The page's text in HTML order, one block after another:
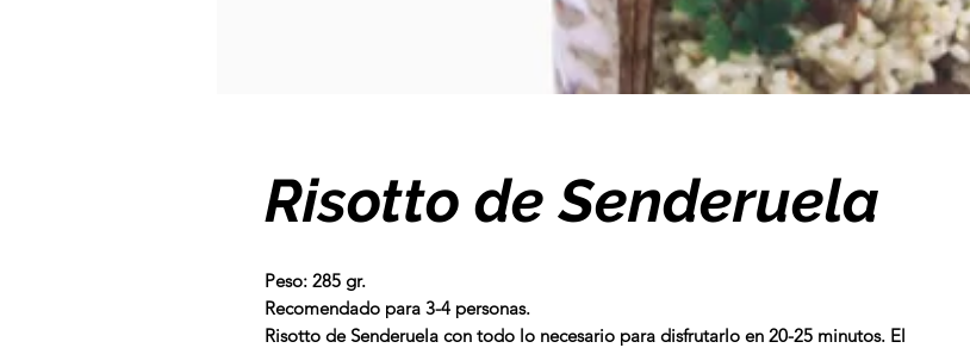
Risotto de Senderuela
Peso: 285 gr.
Recomendado para 3-4 personas.
Risotto de Senderuela con todo lo necesario para disfrutarlo en 20-25 minutos. El